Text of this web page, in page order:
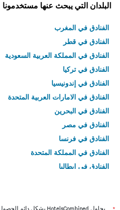
البلدان التي يبحث عنها مستخدمونا
الفنادق في المغرب
الفنادق في قطر
الفنادق في المملكة العربية السعودية
الفنادق في تركيا
الفنادق في إندونيسيا
الفنادق في الامارات العربية المتحدة
الفنادق في البحرين
الفنادق في مصر
الفنادق في فرنسا
الفنادق في المملكة المتحدة
الفنادق في إيطاليا
يحاول HotelsCombined بشكل دائم الحصول على الأسعار الدقيقة، ولكن